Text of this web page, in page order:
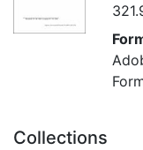
Collections